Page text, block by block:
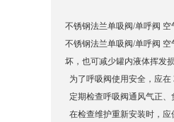
不锈钢法兰单吸阀/单呼阀 空
不锈钢法兰单吸阀/单呼阀
坏，也可减少罐内液体挥发
为了呼吸阀使用安全，应
定期检查呼吸阀通风气正
在检查维护重新安装时，应